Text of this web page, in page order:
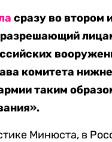
сразу во втором
комитета
таким
Минюста, в